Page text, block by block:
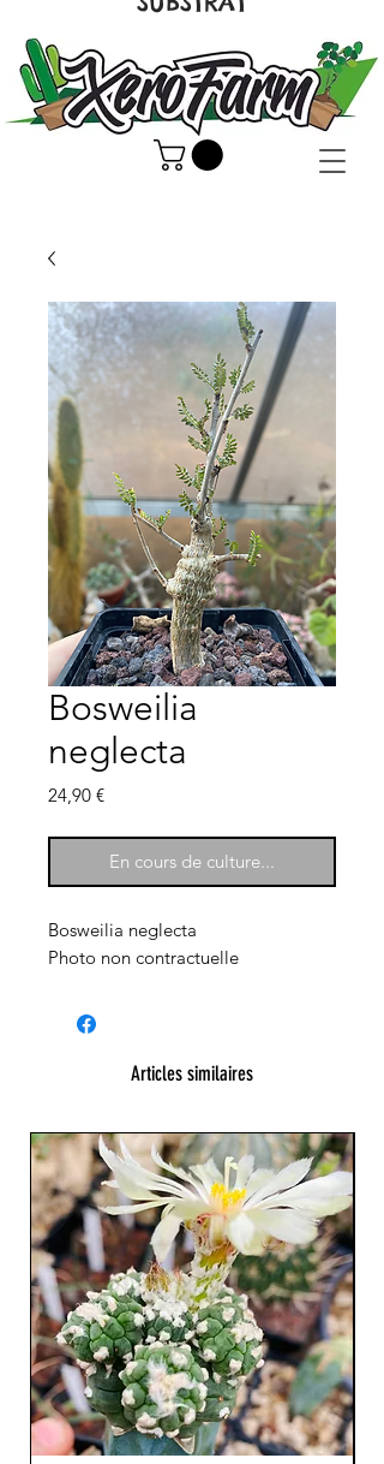
Bosweilia
neglecta
24,90 €Prix
En cours de culture...
Bosweilia neglecta
Photo non contractuelle
Articles similaires